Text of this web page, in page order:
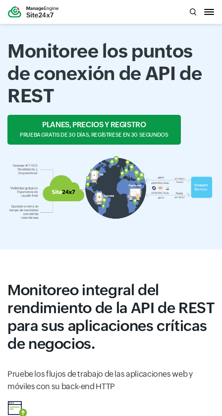
Monitoree los puntos
de conexión de API de
REST
PLANES, PRECIOS Y REGISTRO
PRUEBA GRATIS DE 30 DÍAS, REGÍSTRESE EN 30 SEGUNDOS
Monitoreo integral del
rendimiento de la API de REST
para sus aplicaciones críticas
de negocios.
Pruebe los flujos de trabajo de las aplicaciones web y
móviles con su back-end HTTP